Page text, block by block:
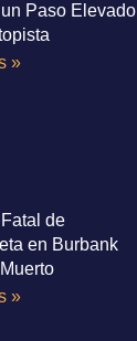
Paso Elevado
»
de
en Burbank
»